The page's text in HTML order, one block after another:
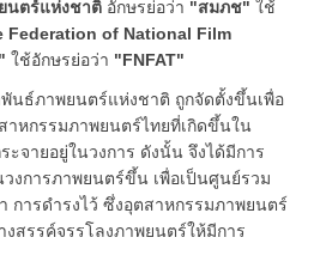
นตร์แห่งชาติ อักษรย่อว่า "สมภช" ใช้
Federation of National Film
ใช้อักษรย่อว่า "FNFAT"
ภาพยนตร์แห่งชาติ ถูกจัดตั้งขึ้นเพื่อ
าหกรรมภาพยนตร์ไทยที่เกิดขึ้นใน
จายอยู่ในวงการ ดังนั้น จึงได้มีการ
งการภาพยนตร์ขึ้น เพื่อเป็นศูนย์รวม
การดำรงไว้ ซึ่งอุตสาหกรรมภาพยนตร์
สรรค์จรรโลงภาพยนตร์ให้มีการ